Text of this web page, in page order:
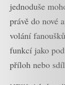
jednoduše
právě do nové
volání
funkcí jako
příloh nebo